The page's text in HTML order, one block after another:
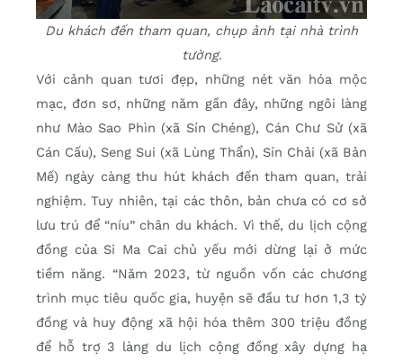
Du khách đến tham quan, chụp ảnh tại nhà trình
tường.
Với cảnh quan tươi đẹp, những nét văn hóa mộc
mạc, đơn sơ, những năm gần đây, những ngôi làng
như Mào Sao Phìn (xã Sín Chéng), Cán Chư Sử (xã
Cán Cấu), Seng Sui (xã Lùng Thẩn), Sín Chải (xã Bản
Mế) ngày càng thu hút khách đến tham quan, trải
nghiệm. Tuy nhiên, tại các thôn, bản chưa có cơ sở
lưu trú để “níu” chân du khách. Vì thế, du lịch cộng
đồng của Si Ma Cai chủ yếu mới dừng lại ở mức
tiềm năng. “Năm 2023, từ nguồn vốn các chương
trình mục tiêu quốc gia, huyện sẽ đầu tư hơn 1,3 tỷ
đồng và huy động xã hội hóa thêm 300 triệu đồng
để hỗ trợ 3 làng du lịch cộng đồng xây dựng hạ